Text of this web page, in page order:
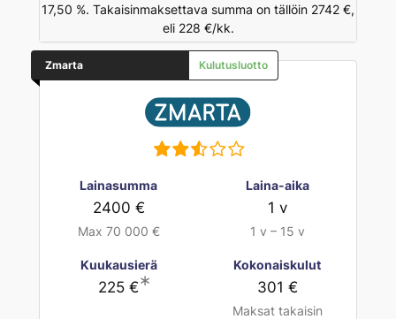
17,50 %. Takaisinmaksettava summa on tällöin 2742 €,
eli 228 €/kk.
Zmarta Kulutusluotto
Lainasumma
2400 €
Max 70 000 €
Laina-aika
1 v
1 v – 15 v
Kuukausierä
225 €∗
Kokonaiskulut
301 €
Maksat takaisin